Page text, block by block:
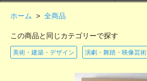
ホーム > 全商品
この商品と同じカテゴリーで探す
美術・建築・デザイン 演劇・舞踏・映像芸術